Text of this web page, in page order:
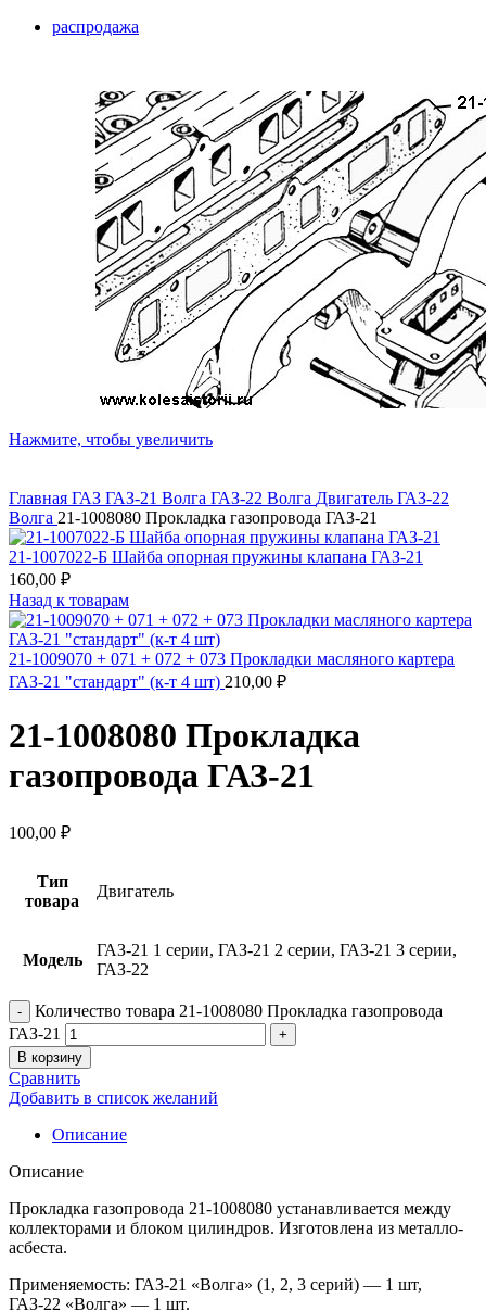
распродажа
Нажмите, чтобы увеличить
Главная ГАЗ ГАЗ-21 Волга ГАЗ-22 Волга Двигатель ГАЗ-22
Волга 21-1008080 Прокладка газопровода ГАЗ-21
21-1007022-Б Шайба опорная пружины клапана ГАЗ-21
160,00 ₽
Назад к товарам
21-1009070 + 071 + 072 + 073 Прокладки масляного картера
ГАЗ-21 "стандарт" (к-т 4 шт) 210,00 ₽
21-1008080 Прокладка
газопровода ГАЗ-21
100,00 ₽
Тип
товара
Двигатель
Модель
ГАЗ-21 1 серии, ГАЗ-21 2 серии, ГАЗ-21 3 серии,
ГАЗ-22
Количество товара 21-1008080 Прокладка газопровода
ГАЗ-21
В корзину
Сравнить
Добавить в список желаний
Описание
Описание
Прокладка газопровода 21-1008080 устанавливается между
коллекторами и блоком цилиндров. Изготовлена из металло-
асбеста.
Применяемость: ГАЗ-21 «Волга» (1, 2, 3 серий) — 1 шт,
ГАЗ-22 «Волга» — 1 шт.